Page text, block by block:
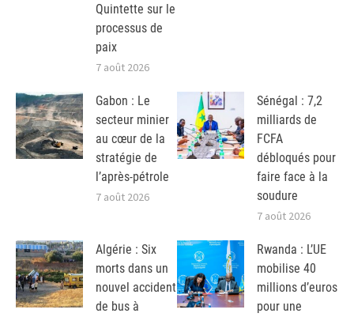
Quintette sur le
processus de
paix
7 août 2026
Gabon : Le
secteur minier
au cœur de la
stratégie de
l’après-pétrole
7 août 2026
Sénégal : 7,2
milliards de
FCFA
débloqués pour
faire face à la
soudure
7 août 2026
Algérie : Six
morts dans un
nouvel accident
de bus à
Rwanda : L’UE
mobilise 40
millions d’euros
pour une